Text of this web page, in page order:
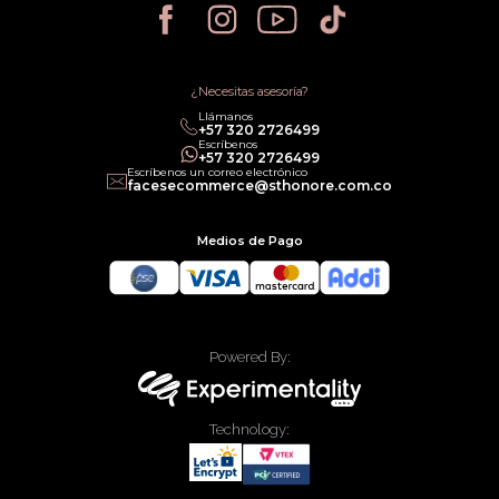
Política de Privacidad
Política de Cancelación
Política legal de Gift Cards¿Necesitas asesoría?
Llámanos
‎+57 320 2726499
Escríbenos
‎+57 320 2726499
Escríbenos un correo electrónico
facesecommerce@sthonore.com.co
Medios de Pago
Powered By:
Technology: